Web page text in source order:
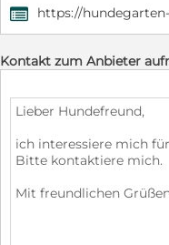
, https://
Kontakt zum Anbieter